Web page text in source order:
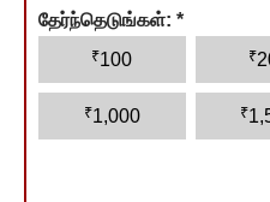
தேர்ந்தெடுங்கள்: *
₹100 ₹
₹1,000 ₹